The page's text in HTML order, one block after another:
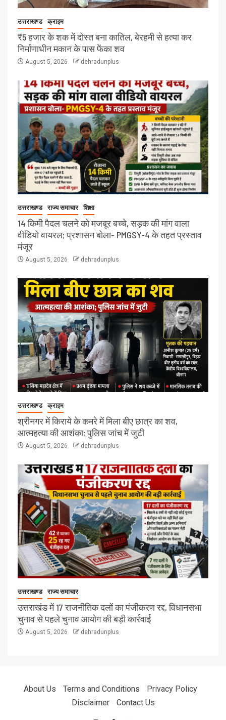
उत्तराखण्ड क्राइम
₹5 हजार के शक में दोस्त बना कातिल, बेरहमी से हत्या कर
निर्माणाधीन मकान के पास फेंका शव
August 5, 2026 dehradunplus
उत्तराखण्ड राज्य समाचार शिक्षा
14 किमी पैदल चलने को मजबूर बच्चे, सड़क की मांग वाला
वीडियो वायरल; प्रशासन बोला- PMGSY-4 के तहत प्रस्ताव
मंजूर
August 5, 2026 dehradunplus
उत्तराखण्ड क्राइम
श्रीनगर में किराये के कमरे में मिला बीए छात्र का शव,
आत्महत्या की आशंका; पुलिस जांच में जुटी
August 5, 2026 dehradunplus
उत्तराखण्ड राज्य समाचार
उत्तराखंड में 17 राजनीतिक दलों का पंजीकरण रद्द, विधानसभा
चुनाव से पहले चुनाव आयोग की बड़ी कार्रवाई
August 5, 2026 dehradunplus
About Us Terms and Conditions
Privacy Policy
Disclaimer
Contact Us